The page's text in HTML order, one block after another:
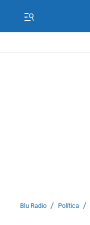
Blu Radio / Política /